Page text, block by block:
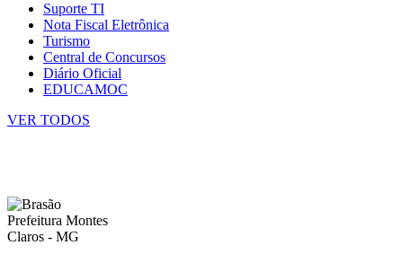
Suporte TI
Nota Fiscal Eletrônica
Turismo
Central de Concursos
Diário Oficial
EDUCAMOC
VER TODOS